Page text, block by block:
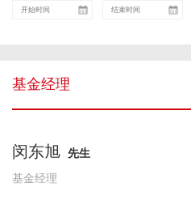
基金经理
闵东旭 先生
基金经理